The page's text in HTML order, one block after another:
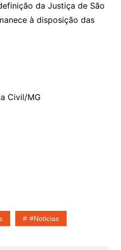
da Justiça de São
à disposição das
Civil/MG
#noticias